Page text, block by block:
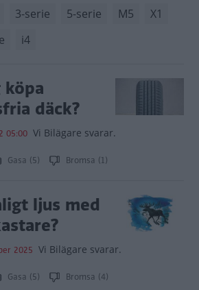
3-serie 5-serie M5
X1
i4
köpa
däck?
05:00 Vi Bilägare svarar.
Gasa (5) Bromsa (1)
ljus med
2025 Vi Bilägare svarar.
Gasa (5) Bromsa (4)